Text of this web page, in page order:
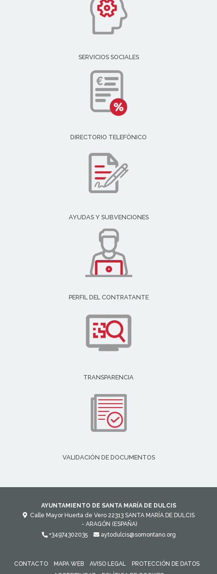
SERVICIOS SOCIALES
DIRECTORIO TELEFÓNICO
AYUDAS Y SUBVENCIONES
PERFIL DEL CONTRATANTE
TRANSPARENCIA
VALIDACIÓN DE DOCUMENTOS
AYUNTAMIENTO DE SANTA MARÍA DE DULCIS
Calle Mayor Huerta de Vero 22313 SANTA MARÍA DE DULCIS
- ARAGÓN (ESPAÑA)
+34974302035
aytodulcis@somontano.org
CONTACTO MAPA WEB AVISO LEGAL
PROTECCIÓN DE DATOS